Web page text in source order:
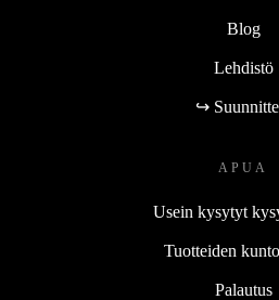
Blog
Lehdistö
↪
APUA
Usein kysytyt
Tuotteiden
Palautus